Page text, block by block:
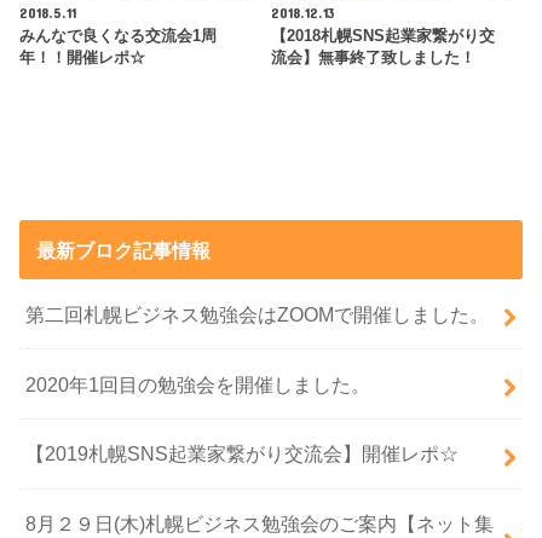
2018.5.11
みんなで良くなる交流会1周
年！！開催レポ☆
2018.12.13
【2018札幌SNS起業家繋がり交
流会】無事終了致しました！
最新ブロク記事情報
第二回札幌ビジネス勉強会はZOOMで開催しました。
2020年1回目の勉強会を開催しました。
【2019札幌SNS起業家繋がり交流会】開催レポ☆
8月２９日(木)札幌ビジネス勉強会のご案内【ネット集